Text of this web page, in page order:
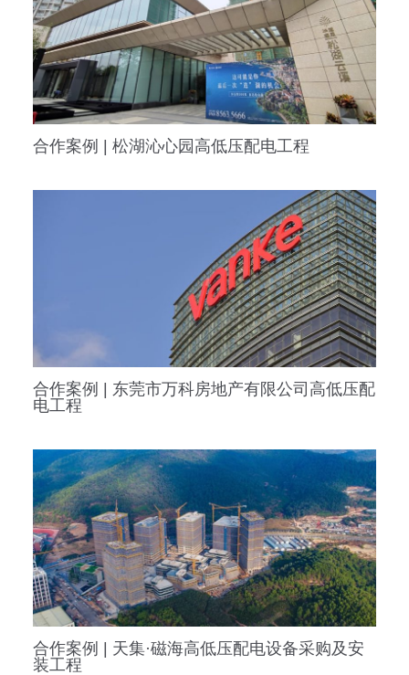
合作案例 | 松湖沁心园高低压配电工程
合作案例 | 东莞市万科房地产有限公司高低压配
电工程
合作案例 | 天集·磁海高低压配电设备采购及安
装工程